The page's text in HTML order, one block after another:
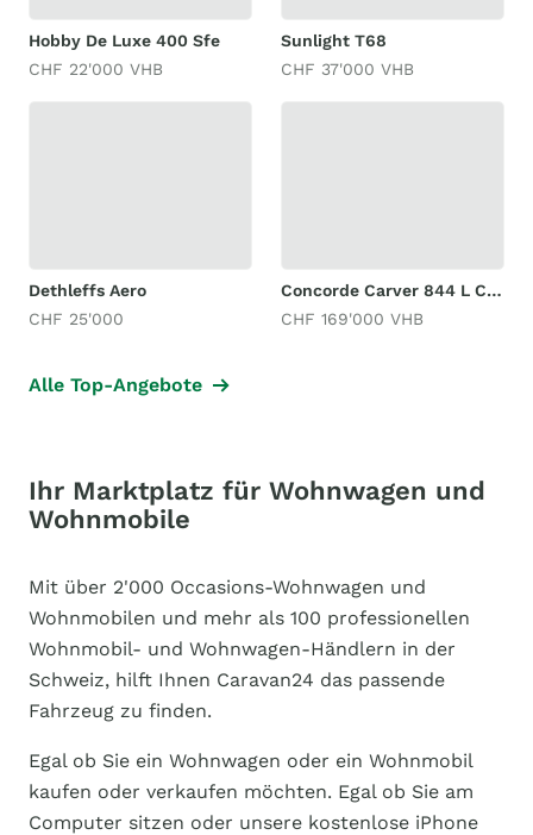
Hobby De Luxe 400 Sfe
CHF 22'000 VHB
Sunlight T68
CHF 37'000 VHB
Dethleffs Aero
CHF 25'000
Concorde Carver 844 L Centurion Style
CHF 169'000 VHB
Alle Top-Angebote
Ihr Marktplatz für Wohnwagen und
Wohnmobile
Mit über 2'000 Occasions-Wohnwagen und
Wohnmobilen und mehr als 100 professionellen
Wohnmobil- und Wohnwagen-Händlern in der
Schweiz, hilft Ihnen Caravan24 das passende
Fahrzeug zu finden.
Egal ob Sie ein Wohnwagen oder ein Wohnmobil
kaufen oder verkaufen möchten. Egal ob Sie am
Computer sitzen oder unsere kostenlose iPhone